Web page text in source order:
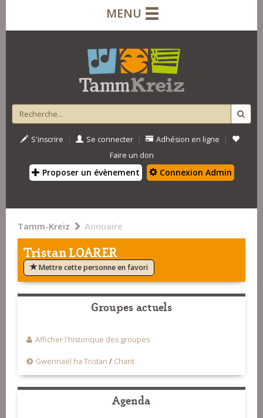
MENU
S'inscrire | Se connecter | Adhésion en ligne |
Faire un don
Proposer un évènement Connexion Admin
Tamm-Kreiz Annuaire
Tristan LOARER
Mettre cette personne en favori
Groupes actuels
Afficher l'historique des groupes
Gwennaël ha Tristan / Chant
Agenda